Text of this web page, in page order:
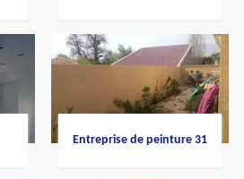
Entreprise de peinture 31